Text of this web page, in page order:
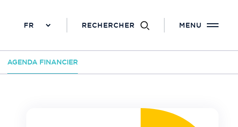
RECHERCHER MENU
AGENDA FINANCIER